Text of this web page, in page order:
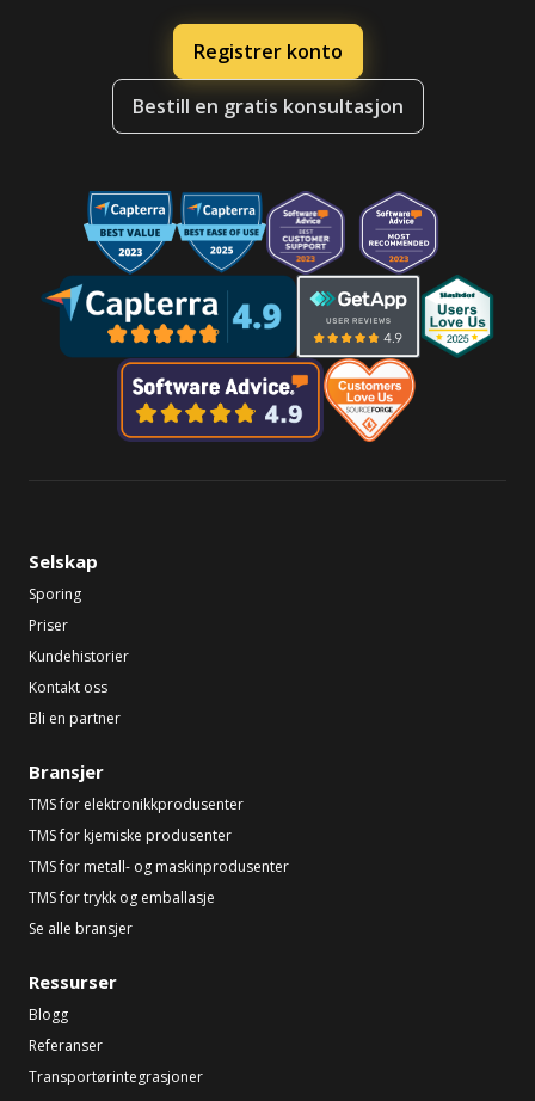
Registrer konto
Bestill en gratis konsultasjon
Selskap
Sporing
Priser
Kundehistorier
Kontakt oss
Bli en partner
Bransjer
TMS for elektronikkprodusenter
TMS for kjemiske produsenter
TMS for metall- og maskinprodusenter
TMS for trykk og emballasje
Se alle bransjer
Ressurser
Blogg
Referanser
Transportørintegrasjoner